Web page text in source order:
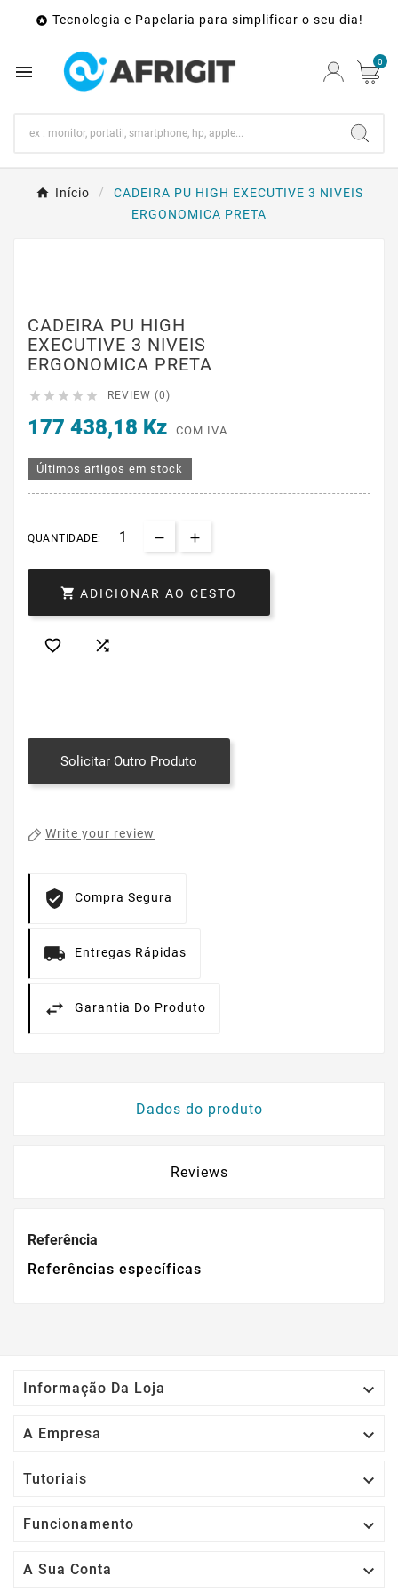
 Tecnologia e Papelaria para simplificar o seu dia!
 0
Início
CADEIRA PU HIGH EXECUTIVE 3 NIVEIS
ERGONOMICA PRETA
CADEIRA PU HIGH
EXECUTIVE 3 NIVEIS
ERGONOMICA PRETA
     REVIEW (0)
177 438,18 Kz COM IVA
Últimos artigos em stock
QUANTIDADE:
 ADICIONAR AO CESTO
 
Solicitar Outro Produto
Write your review
Compra Segura
Entregas Rápidas
Garantia Do Produto
Dados do produto
Reviews
Referência
Referências específicas
Informação Da Loja 
A Empresa 
Tutoriais 
Funcionamento 
A Sua Conta 